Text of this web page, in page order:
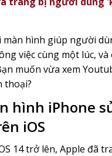
màn hình giúp người
việc cùng một lúc, và
muốn vừa xem
thoại?
hình iPhone
iOS
14 trở lên, Apple đã